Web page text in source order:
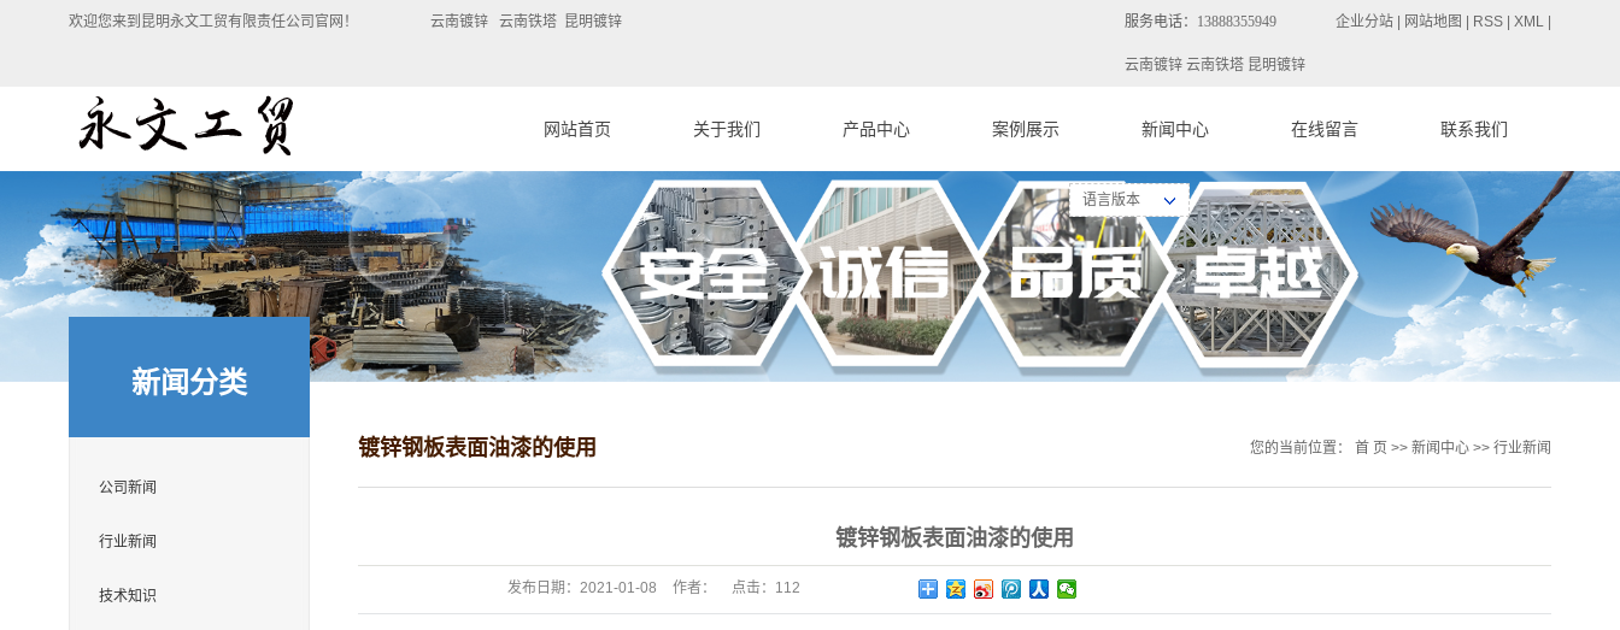
欢迎您来到昆明永文工贸有限责任公司官网！ 云南镀锌 云南铁塔 昆明镀锌 企业分站 网站地图 RSS XML
服务电话： 13888355949
云南镀锌 云南铁塔 昆明镀锌
网站首页 关于我们
公司简介
联系我们
公司营业执照
产品中心
昆明镀锌
云南铁塔
案例展示
云南镀锌案例
新闻中心
公司新闻
行业新闻
技术知识
在线留言 联系我们
语言版本
新闻分类
公司新闻
行业新闻
技术知识
镀锌钢板表面油漆的使用 您的当前位置： 首 页 >> 新闻中心 >> 行业新闻
镀锌钢板表面油漆的使用
发布日期： 2021-01-08 作者： 点击： 112